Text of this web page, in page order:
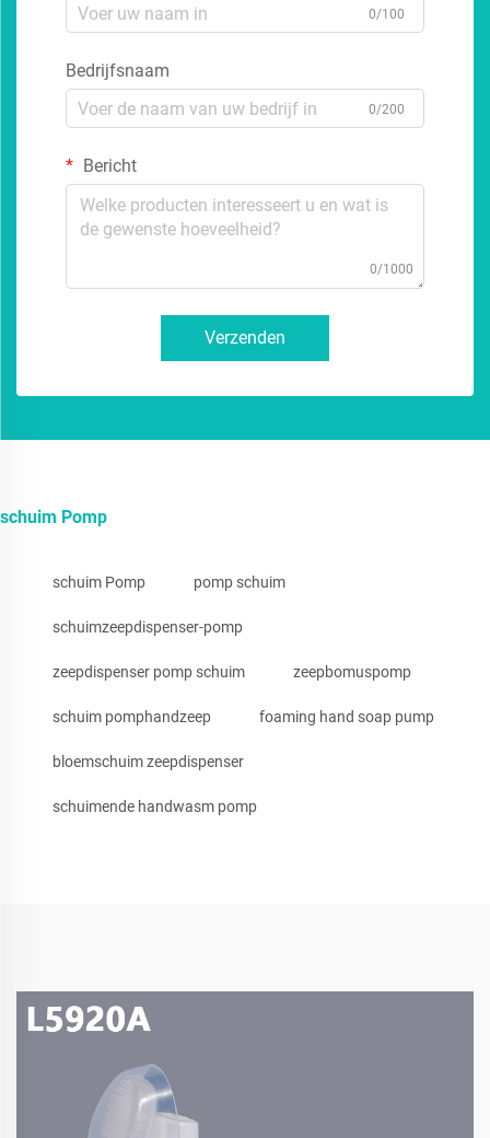
0/100
Bedrijfsnaam
0/200
Bericht
0/1000
Verzenden
schuim Pomp
schuim Pomp pomp schuim
schuimzeepdispenser-pomp
zeepdispenser pomp schuim zeepbomuspomp
schuim pomphandzeep foaming hand soap pump
bloemschuim zeepdispenser
schuimende handwasm pomp